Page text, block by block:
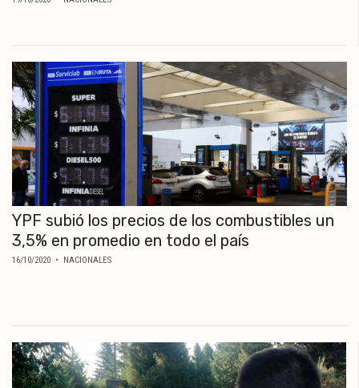
YPF subió los precios de los combustibles un
3,5% en promedio en todo el país
16/10/2020 • NACIONALES